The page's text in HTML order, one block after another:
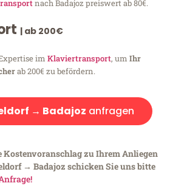
nach Badajoz preiswert ab 80€.
| ab 200€
im Klaviertransport, um Ihr
ab 200€ zu befördern.
→ Badajoz anfragen
zu Ihrem Anliegen
→ Badajoz schicken Sie uns bitte